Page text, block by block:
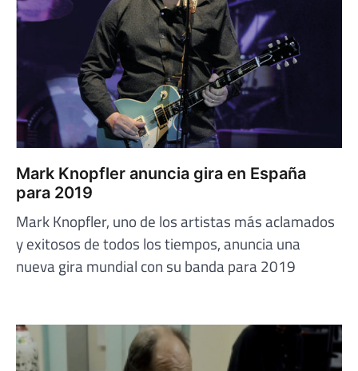
Mark Knopfler anuncia gira en España
para 2019
Mark Knopfler, uno de los artistas más aclamados
y exitosos de todos los tiempos, anuncia una
nueva gira mundial con su banda para 2019